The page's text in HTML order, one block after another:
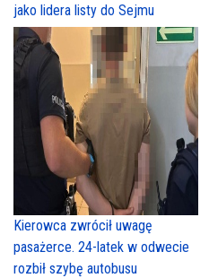
jako lidera listy do Sejmu
Kierowca zwrócił uwagę
pasażerce. 24-latek w odwecie
rozbił szybę autobusu